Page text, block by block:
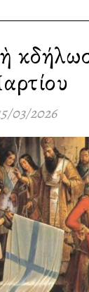
03/2026